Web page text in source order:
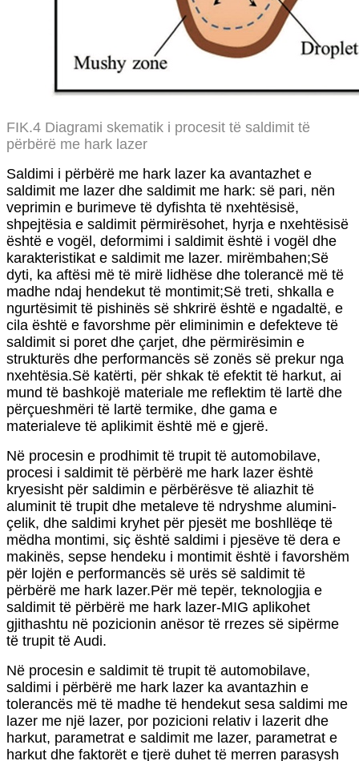
FIK.4 Diagrami skematik i procesit të saldimit të
përbërë me hark lazer
Saldimi i përbërë me hark lazer ka avantazhet e
saldimit me lazer dhe saldimit me hark: së pari, nën
veprimin e burimeve të dyfishta të nxehtësisë,
shpejtësia e saldimit përmirësohet, hyrja e nxehtësisë
është e vogël, deformimi i saldimit është i vogël dhe
karakteristikat e saldimit me lazer. mirëmbahen;Së
dyti, ka aftësi më të mirë lidhëse dhe tolerancë më të
madhe ndaj hendekut të montimit;Së treti, shkalla e
ngurtësimit të pishinës së shkrirë është e ngadaltë, e
cila është e favorshme për eliminimin e defekteve të
saldimit si poret dhe çarjet, dhe përmirësimin e
strukturës dhe performancës së zonës së prekur nga
nxehtësia.Së katërti, për shkak të efektit të harkut, ai
mund të bashkojë materiale me reflektim të lartë dhe
përçueshmëri të lartë termike, dhe gama e
materialeve të aplikimit është më e gjerë.
Në procesin e prodhimit të trupit të automobilave,
procesi i saldimit të përbërë me hark lazer është
kryesisht për saldimin e përbërësve të aliazhit të
aluminit të trupit dhe metaleve të ndryshme alumini-
çelik, dhe saldimi kryhet për pjesët me boshllëqe të
mëdha montimi, siç është saldimi i pjesëve të dera e
makinës, sepse hendeku i montimit është i favorshëm
për lojën e performancës së urës së saldimit të
përbërë me hark lazer.Për më tepër, teknologjia e
saldimit të përbërë me hark lazer-MIG aplikohet
gjithashtu në pozicionin anësor të rrezes së sipërme
të trupit të Audi.
Në procesin e saldimit të trupit të automobilave,
saldimi i përbërë me hark lazer ka avantazhin e
tolerancës më të madhe të hendekut sesa saldimi me
lazer me një lazer, por pozicioni relativ i lazerit dhe
harkut, parametrat e saldimit me lazer, parametrat e
harkut dhe faktorët e tjerë duhet të merren parasysh